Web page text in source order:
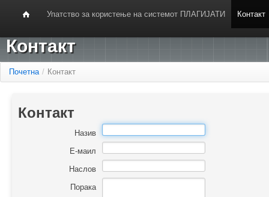
Упатство за користење на системот ПЛАГИЈАТИ Контакт
Контакт
Почетна / Контакт
Контакт
Назив
Е-маил
Наслов
Порака